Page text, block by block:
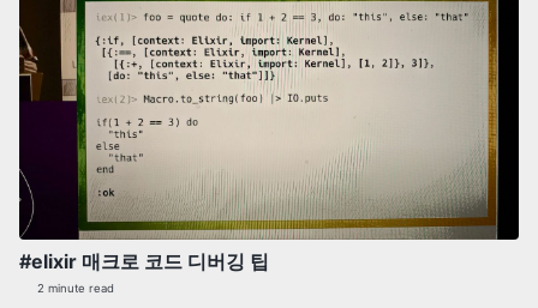
#elixir 매크로 코드 디버깅 팁
2 minute read